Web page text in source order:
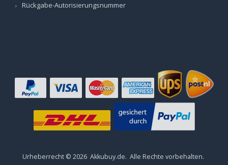
Rückgabe-Autorisierungsnummer
Urheberrecht © 2026 Akkubuy.de. Alle Rechte vorbehalten.